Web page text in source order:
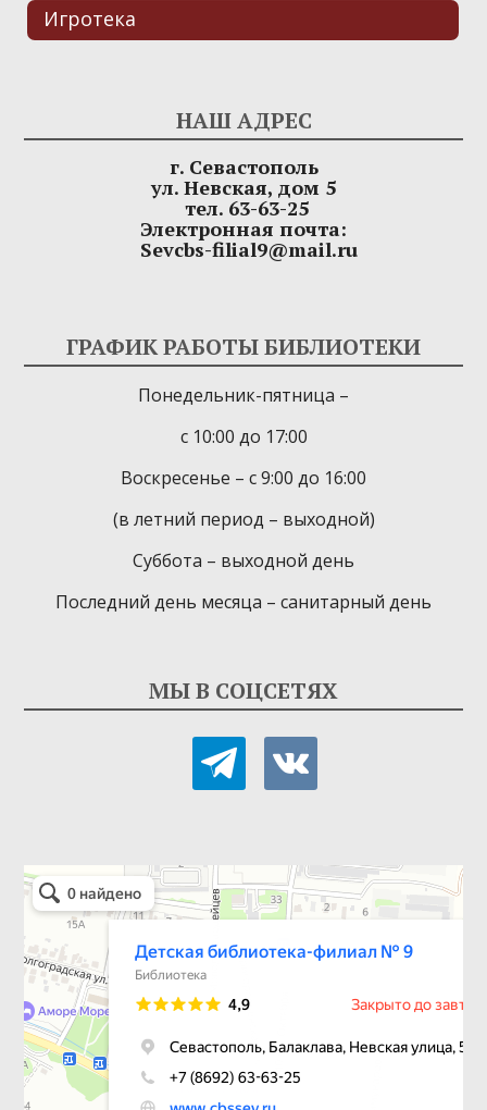
Игротека
НАШ АДРЕС
г. Севастополь
ул. Невская, дом 5
тел. 63-63-25
Электронная почта:
Sevcbs-filial9@mail.ru
ГРАФИК РАБОТЫ БИБЛИОТЕКИ
Понедельник-пятница –
с 10:00 до 17:00
Воскресенье – с 9:00 до 16:00
(в летний период – выходной)
Суббота – выходной день
Последний день месяца – санитарный день
МЫ В СОЦСЕТЯХ
telegram vkontakte
Детская библиотека-филиал № 9
Библиотека в Севастополе